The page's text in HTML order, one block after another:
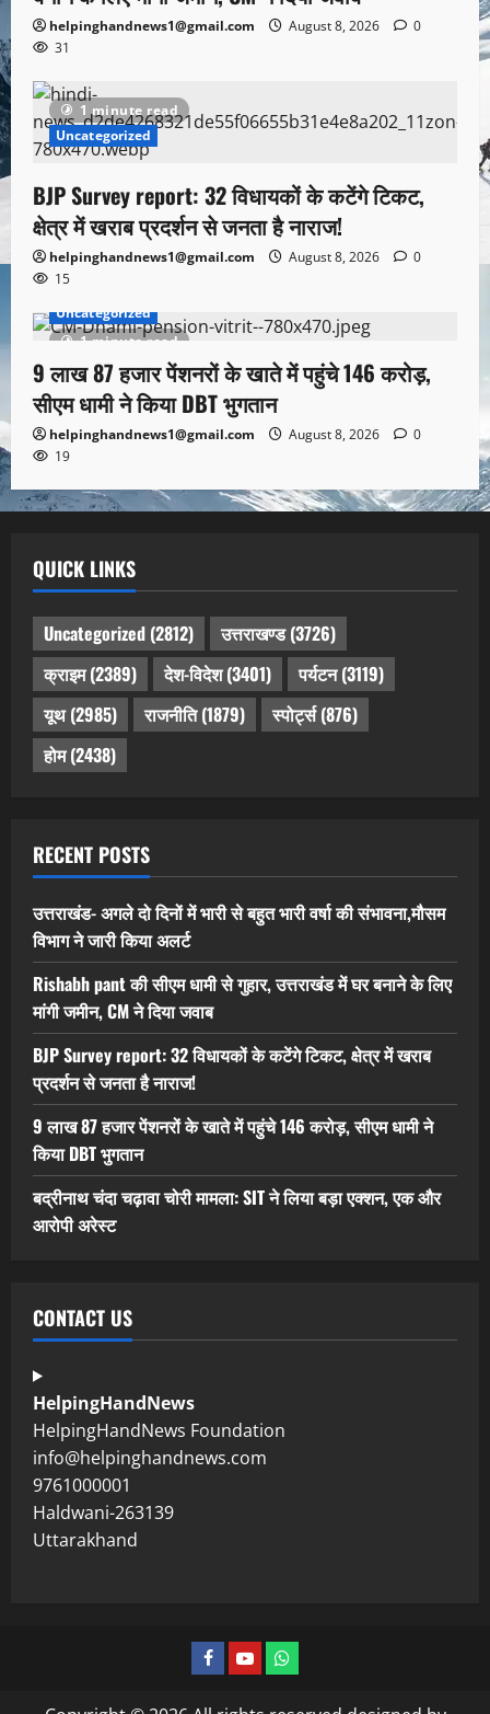
helpinghandnews1@gmail.com August 8, 2026
0
31
1 minute read
Uncategorized
BJP Survey report: 32 विधायकों के कटेंगे टिकट,
क्षेत्र में खराब प्रदर्शन से जनता है नाराज!
helpinghandnews1@gmail.com August 8, 2026
0
15
1 minute read
Uncategorized
9 लाख 87 हजार पेंशनरों के खाते में पहुंचे 146 करोड़,
सीएम धामी ने किया DBT भुगतान
helpinghandnews1@gmail.com August 8, 2026
0
19
QUICK LINKS
Uncategorized (2812) उत्तराखण्ड(3726)
क्राइम(2389) देश-विदेश(3401) पर्यटन(3119)
यूथ(2985) राजनीति(1879) स्पोर्ट्स(876)
होम(2438)
RECENT POSTS
उत्तराखंड- अगले दो दिनों में भारी से बहुत भारी वर्षा की संभावना,मौसम
विभाग ने जारी किया अलर्ट
Rishabh pant की सीएम धामी से गुहार, उत्तराखंड में घर बनाने के लिए
मांगी जमीन, CM ने दिया जवाब
BJP Survey report: 32 विधायकों के कटेंगे टिकट, क्षेत्र में खराब
प्रदर्शन से जनता है नाराज!
9 लाख 87 हजार पेंशनरों के खाते में पहुंचे 146 करोड़, सीएम धामी ने
किया DBT भुगतान
बद्रीनाथ चंदा चढ़ावा चोरी मामला: SIT ने लिया बड़ा एक्शन, एक और
आरोपी अरेस्ट
CONTACT US
HelpingHandNews
HelpingHandNews Foundation
info@helpinghandnews.com
9761000001
Haldwani-263139
Uttarakhand